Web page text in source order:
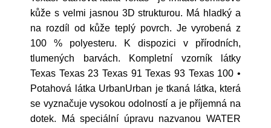
kůže s velmi jasnou 3D strukturou. Má hladký a
na rozdíl od kůže teplý povrch. Je vyrobená z
100 % polyesteru. K dispozici v přírodních,
tlumených barvách. Kompletní vzorník látky
Texas Texas 23 Texas 91 Texas 93 Texas 100 •
Potahová látka UrbanUrban je tkaná látka, která
se vyznačuje vysokou odolností a je příjemná na
dotek. Má speciální úpravu nazvanou WATER